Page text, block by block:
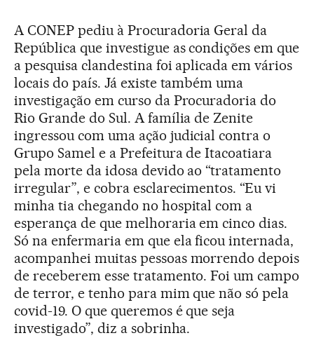
A CONEP pediu à Procuradoria Geral da
República que investigue as condições em que
a pesquisa clandestina foi aplicada em vários
locais do país. Já existe também uma
investigação em curso da Procuradoria do
Rio Grande do Sul. A família de Zenite
ingressou com uma ação judicial contra o
Grupo Samel e a Prefeitura de Itacoatiara
pela morte da idosa devido ao “tratamento
irregular”, e cobra esclarecimentos. “Eu vi
minha tia chegando no hospital com a
esperança de que melhoraria em cinco dias.
Só na enfermaria em que ela ficou internada,
acompanhei muitas pessoas morrendo depois
de receberem esse tratamento. Foi um campo
de terror, e tenho para mim que não só pela
covid-19. O que queremos é que seja
investigado”, diz a sobrinha.